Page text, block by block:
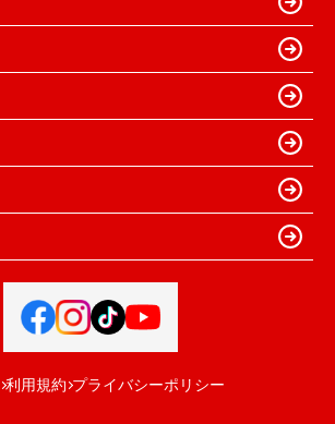
利用規約 プライバシーポリシー